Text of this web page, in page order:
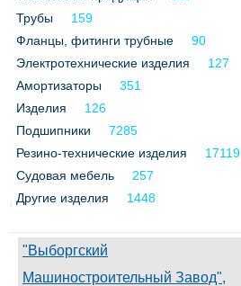
Трубы
159
Фланцы, фитинги трубные
90
Электротехнические изделия
127
Амортизаторы
351
Изделия
126
Подшипники
7285
Резино-технические изделия
17119
Судовая мебель
257
Другие изделия
1448
"Выборгский
Машиностроительный Завод",